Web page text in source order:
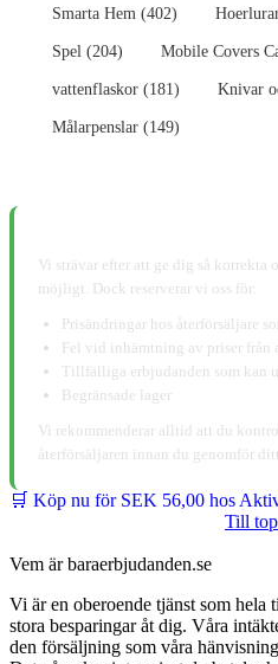
Smarta Hem (402)
Spel (204) Mobile Covers
vattenflaskor (181) Knivar
Målarpenslar (149)
Vi strävar efter att ge dig så korrekta
möjligt. Dock reserverar vi oss för:
Prisändringar hos återförsäljare
Fel vid inhämtning av priser från
Tillfälliga erbjudanden som kan
Begränsade lager
Vi rekommenderar alltid att du
återförsäljaren innan du genomför
🛒 Köp nu för SEK 56,00 hos
Till
Vem är baraerbjudanden.se
Vi är en oberoende tjänst som hela
stora besparingar åt dig. Våra
den försäljning som våra